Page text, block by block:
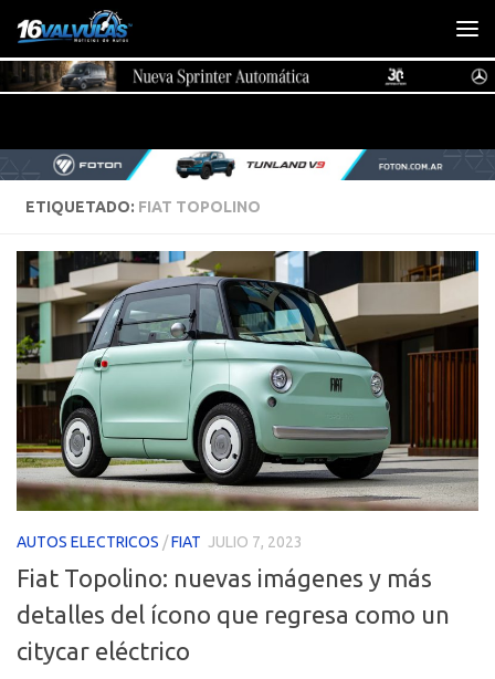
Saltar al contenido
ETIQUETADO: FIAT TOPOLINO
AUTOS ELECTRICOS /FIAT JULIO 7, 2023
Fiat Topolino: nuevas imágenes y más
detalles del ícono que regresa como un
citycar eléctrico